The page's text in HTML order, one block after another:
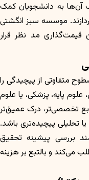
آن‌ها به دانشجویان کمک
موسسه سبز انگشتی
قیمت‌گذاری مد نظر قرار
متفاوتی از پیچیدگی را
پایه، پزشکی، یا علوم
تخصصی‌تر، درک عمیق‌تر
تحلیلی پیچیده‌تری باشد.
بررسی پیشینه تحقیق
می‌کند و بالتبع بر هزینه